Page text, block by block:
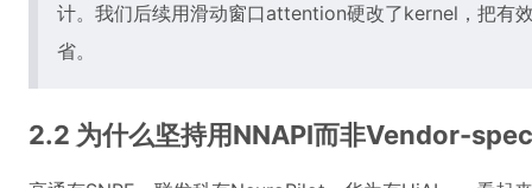
计。我们后续用滑动窗口attention硬改了kernel，把有
省。
2.2 为什么坚持用NNAPI而非Vendor-